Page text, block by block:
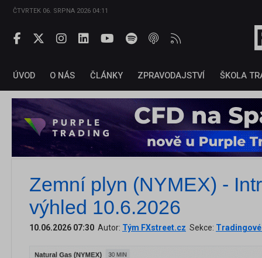
ČTVRTEK 06. SRPNA 2026 04:11
ÚVOD O NÁS ČLÁNKY ZPRAVODAJSTVÍ ŠKOLA
Zemní plyn (NYMEX) -
výhled 10.6.2026
10.06.2026 07:30 Autor: Tým FXstreet.cz Sekce: Tradingové